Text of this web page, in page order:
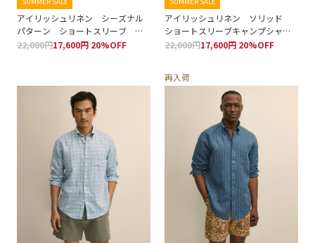
アイリッシュリネン シーズナル
パターン ショートスリーブ ス
ポーツシャツ Regular Fit
22,000円17,600円 20%OFF
アイリッシュリネン ソリッド
ショートスリーブキャンプシャ
ツ Regular Fit
22,000円17,600円 20%OFF
再入荷